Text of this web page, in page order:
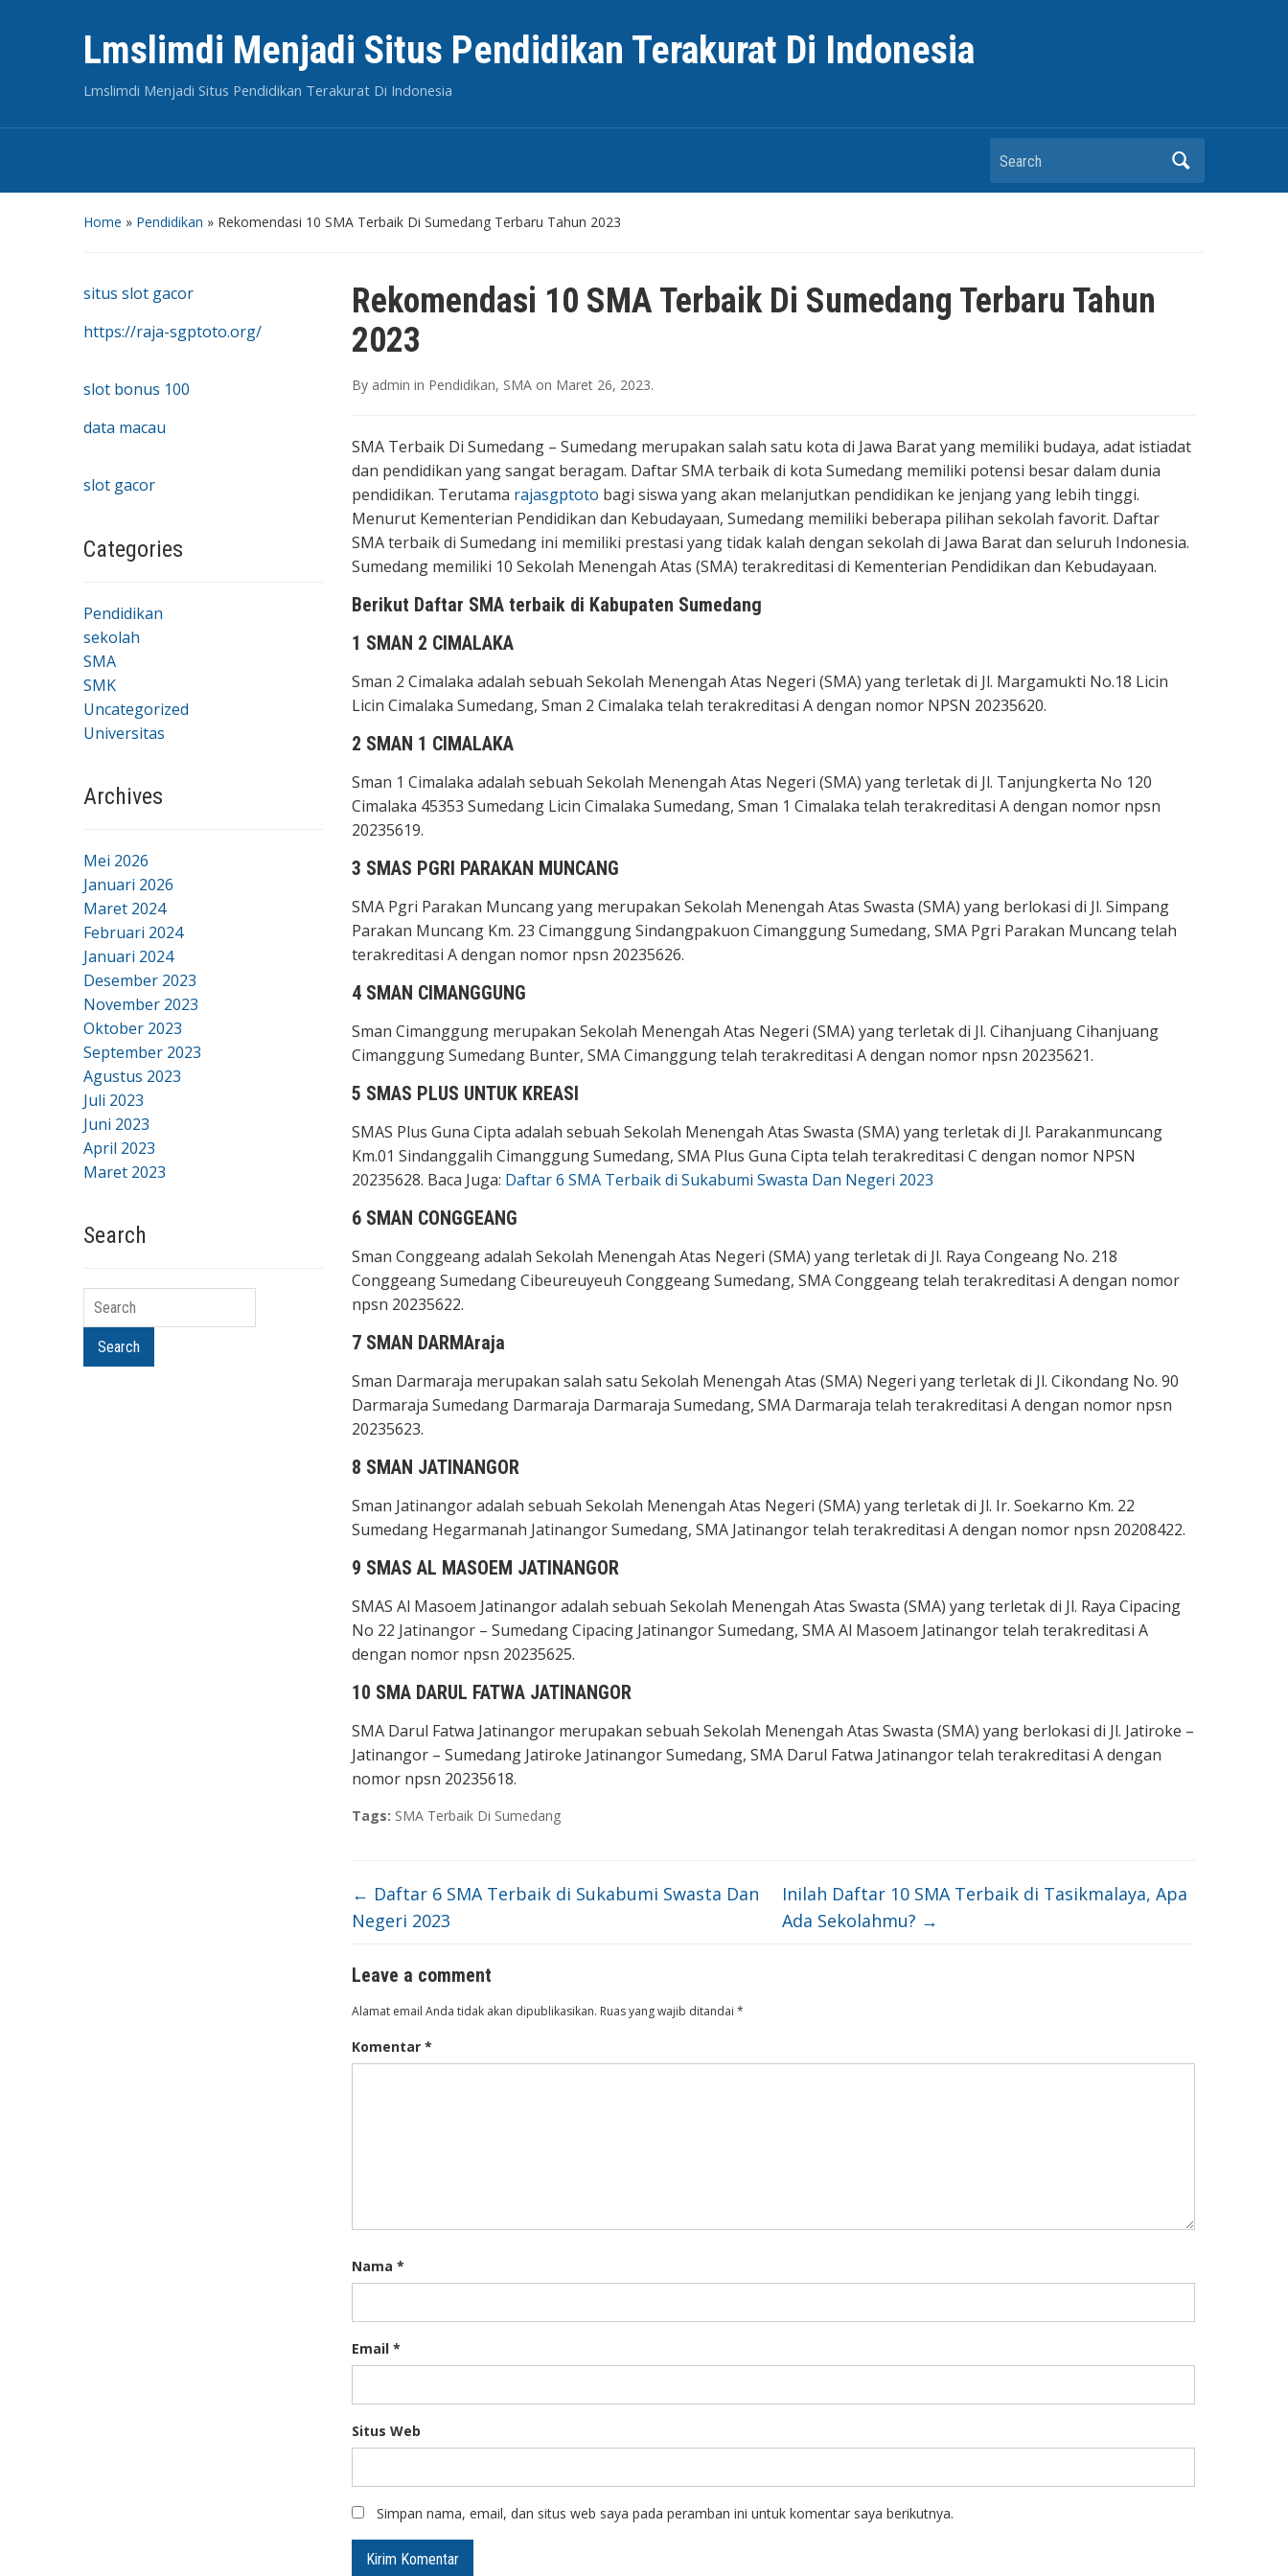
Lmslimdi Menjadi Situs Pendidikan Terakurat Di Indonesia
Lmslimdi Menjadi Situs Pendidikan Terakurat Di Indonesia
Search
Home » Pendidikan » Rekomendasi 10 SMA Terbaik Di Sumedang Terbaru Tahun 2023
situs slot gacor
https://raja-sgptoto.org/
slot bonus 100
data macau
slot gacor
Categories
Pendidikan
sekolah
SMA
SMK
Uncategorized
Universitas
Archives
Mei 2026
Januari 2026
Maret 2024
Februari 2024
Januari 2024
Desember 2023
November 2023
Oktober 2023
September 2023
Agustus 2023
Juli 2023
Juni 2023
April 2023
Maret 2023
Search
Search
Search
Rekomendasi 10 SMA Terbaik Di Sumedang Terbaru Tahun
2023
By admin in Pendidikan, SMA on Maret 26, 2023.
SMA Terbaik Di Sumedang – Sumedang merupakan salah satu kota di Jawa Barat yang memiliki budaya, adat istiadat
dan pendidikan yang sangat beragam. Daftar SMA terbaik di kota Sumedang memiliki potensi besar dalam dunia
pendidikan. Terutama rajasgptoto bagi siswa yang akan melanjutkan pendidikan ke jenjang yang lebih tinggi.
Menurut Kementerian Pendidikan dan Kebudayaan, Sumedang memiliki beberapa pilihan sekolah favorit. Daftar
SMA terbaik di Sumedang ini memiliki prestasi yang tidak kalah dengan sekolah di Jawa Barat dan seluruh Indonesia.
Sumedang memiliki 10 Sekolah Menengah Atas (SMA) terakreditasi di Kementerian Pendidikan dan Kebudayaan.
Berikut Daftar SMA terbaik di Kabupaten Sumedang
1 SMAN 2 CIMALAKA
Sman 2 Cimalaka adalah sebuah Sekolah Menengah Atas Negeri (SMA) yang terletak di Jl. Margamukti No.18 Licin
Licin Cimalaka Sumedang, Sman 2 Cimalaka telah terakreditasi A dengan nomor NPSN 20235620.
2 SMAN 1 CIMALAKA
Sman 1 Cimalaka adalah sebuah Sekolah Menengah Atas Negeri (SMA) yang terletak di Jl. Tanjungkerta No 120
Cimalaka 45353 Sumedang Licin Cimalaka Sumedang, Sman 1 Cimalaka telah terakreditasi A dengan nomor npsn
20235619.
3 SMAS PGRI PARAKAN MUNCANG
SMA Pgri Parakan Muncang yang merupakan Sekolah Menengah Atas Swasta (SMA) yang berlokasi di Jl. Simpang
Parakan Muncang Km. 23 Cimanggung Sindangpakuon Cimanggung Sumedang, SMA Pgri Parakan Muncang telah
terakreditasi A dengan nomor npsn 20235626.
4 SMAN CIMANGGUNG
Sman Cimanggung merupakan Sekolah Menengah Atas Negeri (SMA) yang terletak di Jl. Cihanjuang Cihanjuang
Cimanggung Sumedang Bunter, SMA Cimanggung telah terakreditasi A dengan nomor npsn 20235621.
5 SMAS PLUS UNTUK KREASI
SMAS Plus Guna Cipta adalah sebuah Sekolah Menengah Atas Swasta (SMA) yang terletak di Jl. Parakanmuncang
Km.01 Sindanggalih Cimanggung Sumedang, SMA Plus Guna Cipta telah terakreditasi C dengan nomor NPSN
20235628. Baca Juga: Daftar 6 SMA Terbaik di Sukabumi Swasta Dan Negeri 2023
6 SMAN CONGGEANG
Sman Conggeang adalah Sekolah Menengah Atas Negeri (SMA) yang terletak di Jl. Raya Congeang No. 218
Conggeang Sumedang Cibeureuyeuh Conggeang Sumedang, SMA Conggeang telah terakreditasi A dengan nomor
npsn 20235622.
7 SMAN DARMAraja
Sman Darmaraja merupakan salah satu Sekolah Menengah Atas (SMA) Negeri yang terletak di Jl. Cikondang No. 90
Darmaraja Sumedang Darmaraja Darmaraja Sumedang, SMA Darmaraja telah terakreditasi A dengan nomor npsn
20235623.
8 SMAN JATINANGOR
Sman Jatinangor adalah sebuah Sekolah Menengah Atas Negeri (SMA) yang terletak di Jl. Ir. Soekarno Km. 22
Sumedang Hegarmanah Jatinangor Sumedang, SMA Jatinangor telah terakreditasi A dengan nomor npsn 20208422.
9 SMAS AL MASOEM JATINANGOR
SMAS Al Masoem Jatinangor adalah sebuah Sekolah Menengah Atas Swasta (SMA) yang terletak di Jl. Raya Cipacing
No 22 Jatinangor – Sumedang Cipacing Jatinangor Sumedang, SMA Al Masoem Jatinangor telah terakreditasi A
dengan nomor npsn 20235625.
10 SMA DARUL FATWA JATINANGOR
SMA Darul Fatwa Jatinangor merupakan sebuah Sekolah Menengah Atas Swasta (SMA) yang berlokasi di Jl. Jatiroke –
Jatinangor – Sumedang Jatiroke Jatinangor Sumedang, SMA Darul Fatwa Jatinangor telah terakreditasi A dengan
nomor npsn 20235618.
Tags: SMA Terbaik Di Sumedang
← Daftar 6 SMA Terbaik di Sukabumi Swasta Dan
Negeri 2023
Inilah Daftar 10 SMA Terbaik di Tasikmalaya, Apa
Ada Sekolahmu? →
Leave a comment
Alamat email Anda tidak akan dipublikasikan. Ruas yang wajib ditandai *
Komentar *
Nama *
Email *
Situs Web
Simpan nama, email, dan situs web saya pada peramban ini untuk komentar saya berikutnya.